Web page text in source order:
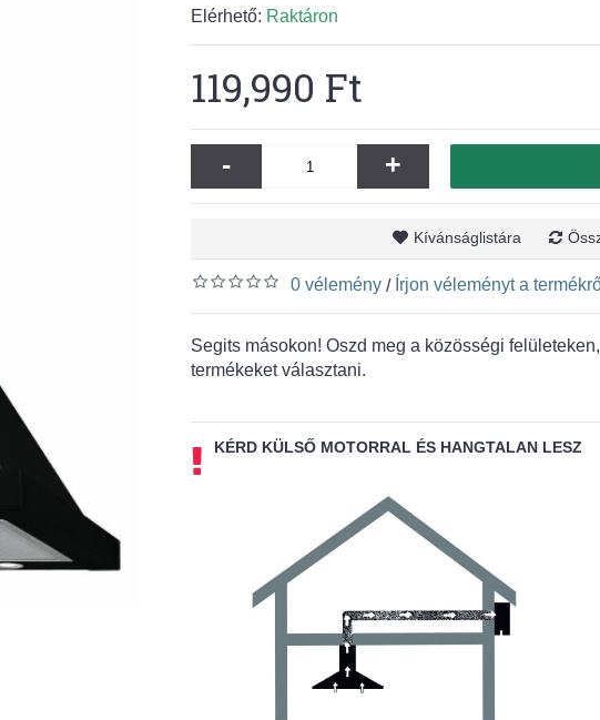
Elérhető: Raktáron
119,990 Ft
- +
Kívánságlistára
0 vélemény / Írjon véleményt a
Segits másokon! Oszd meg a közösségi
termékeket választani.
KÉRD KÜLSŐ MOTORRAL ÉS HANGTALAN LESZ